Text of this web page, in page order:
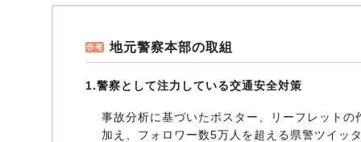
地元警察本部の取組
1.警察として注力している交通安全対策
事故分析に基づいたポスター、リーフレット
加え、フォロワー数5万人を超える県警ツイッ